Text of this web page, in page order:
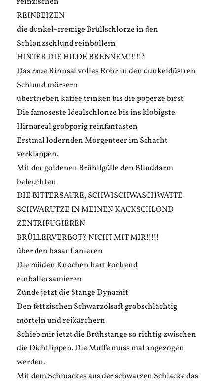
REINBEIZEN
die dunkel-cremige Brüllschlorze in den
Schlonzschlund reinböllern
HINTER DIE HILDE BRENNEM!!!!!?
Das raue Rinnsal volles Rohr in den dunkeldüstren
Schlund mörsern
übertrieben kaffee trinken bis die poperze birst
Die famoseste Idealschlonze bis ins klobigste
Hirnareal grobporig reinfantasten
Erstmal lodernden Morgenteer im Schacht
verklappen.
Mit der goldenen Brühllgülle den Blinddarm
beleuchten
DIE BITTERSAURE, SCHWISCHWASCHWATTE
SCHWARUTZE IN MEINEN KACKSCHLOND
ZENTRIFUGIEREN
BRÜLLERVERBOT? NICHT MIT MIR!!!!!
über den basar flanieren
Die müden Knochen hart kochend
einballersamieren
Zünde jetzt die Stange Dynamit
Den fettzischen Schwarzölsaft grobschlächtig
mörteln und reikärchern
Schieb mir jetzt die Brühstange so richtig zwischen
die Dichtlippen. Die Muffe muss mal angezogen
werden.
Mit dem Schmackes aus der schwarzen Schlacke das